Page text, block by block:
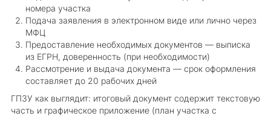
номера участка
Подача заявления в электронном виде или лично через
МФЦ
Предоставление необходимых документов — выписка
из ЕГРН, доверенность (при необходимости)
Рассмотрение и выдача документа — срок оформления
составляет до 20 рабочих дней
ГПЗУ как выглядит: итоговый документ содержит текстовую
часть и графическое приложение (план участка с